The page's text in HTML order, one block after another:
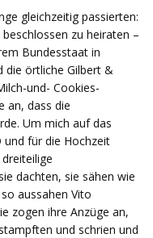
gleichzeitig passierten:
zu heiraten –
Bundesstaat in
die örtliche Gilbert &
und- Cookies-
an, dass die
Um mich auf das
und für die Hochzeit
dachten, sie sähen wie
aussahen Vito
zogen ihre Anzüge an,
und schrien und